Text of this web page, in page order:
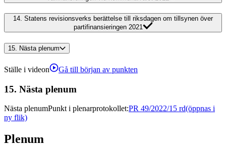
14. Statens revisionsverks berättelse till riksdagen om tillsynen över
partifinansieringen 2021
15. Nästa plenum
Ställe i videon Gå till början av punkten
15. Nästa plenum
Nästa plenumPunkt i plenarprotokollet:PR 49/2022/15 rd(öppnas i
ny flik)
Plenum